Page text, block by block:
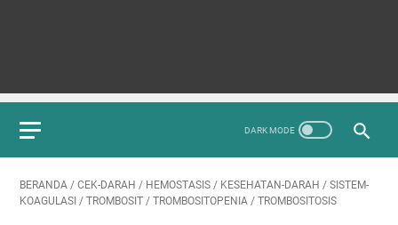
BERANDA / CEK-DARAH / HEMOSTASIS / KESEHATAN-DARAH / SISTEM-
KOAGULASI / TROMBOSIT / TROMBOSITOPENIA / TROMBOSITOSIS